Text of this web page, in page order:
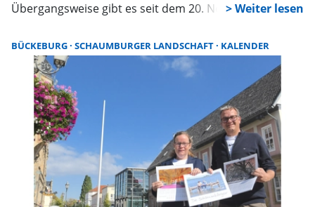
Übergangsweise gibt es seit dem 20. November ein
Schließfächern. Zudem leitet Verena Luther seit 1.
November die Wunstorfer Standorte.
BÜCKEBURG SCHAUMBURGER LANDSCHAFT KALENDER